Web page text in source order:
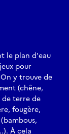
le plan d'eau
pour
y trouve de
(chêne,
de terre de
fougère,
À cela